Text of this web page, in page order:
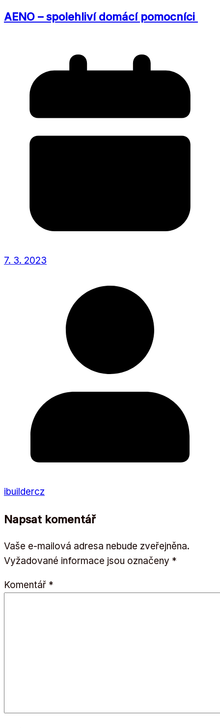
AENO – spolehliví domácí pomocníci
7. 3. 2023
ibuildercz
Napsat komentář
Vaše e-mailová adresa nebude zveřejněna.
Vyžadované informace jsou označeny *
Komentář *